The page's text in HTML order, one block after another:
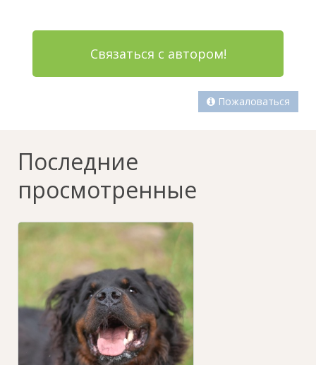
Связаться с автором!
Пожаловаться
Последние
просмотренные